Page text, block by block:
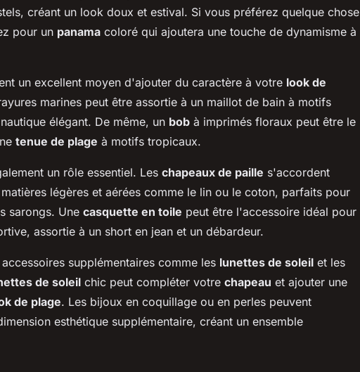
créant un look doux et estival. Si vous préférez quelque chose
pour un panama coloré qui ajoutera une touche de dynamisme à
un excellent moyen d'ajouter du caractère à votre look de
marines peut être assortie à un maillot de bain à motifs
élégant. De même, un bob à imprimés floraux peut être le
tenue de plage à motifs tropicaux.
un rôle essentiel. Les chapeaux de paille s'accordent
légères et aérées comme le lin ou le coton, parfaits pour
sarongs. Une casquette en toile peut être l'accessoire idéal pour
assortie à un short en jean et un débardeur.
supplémentaires comme les lunettes de soleil et les
de soleil chic peut compléter votre chapeau et ajouter une
de plage. Les bijoux en coquillage ou en perles peuvent
esthétique supplémentaire, créant un ensemble